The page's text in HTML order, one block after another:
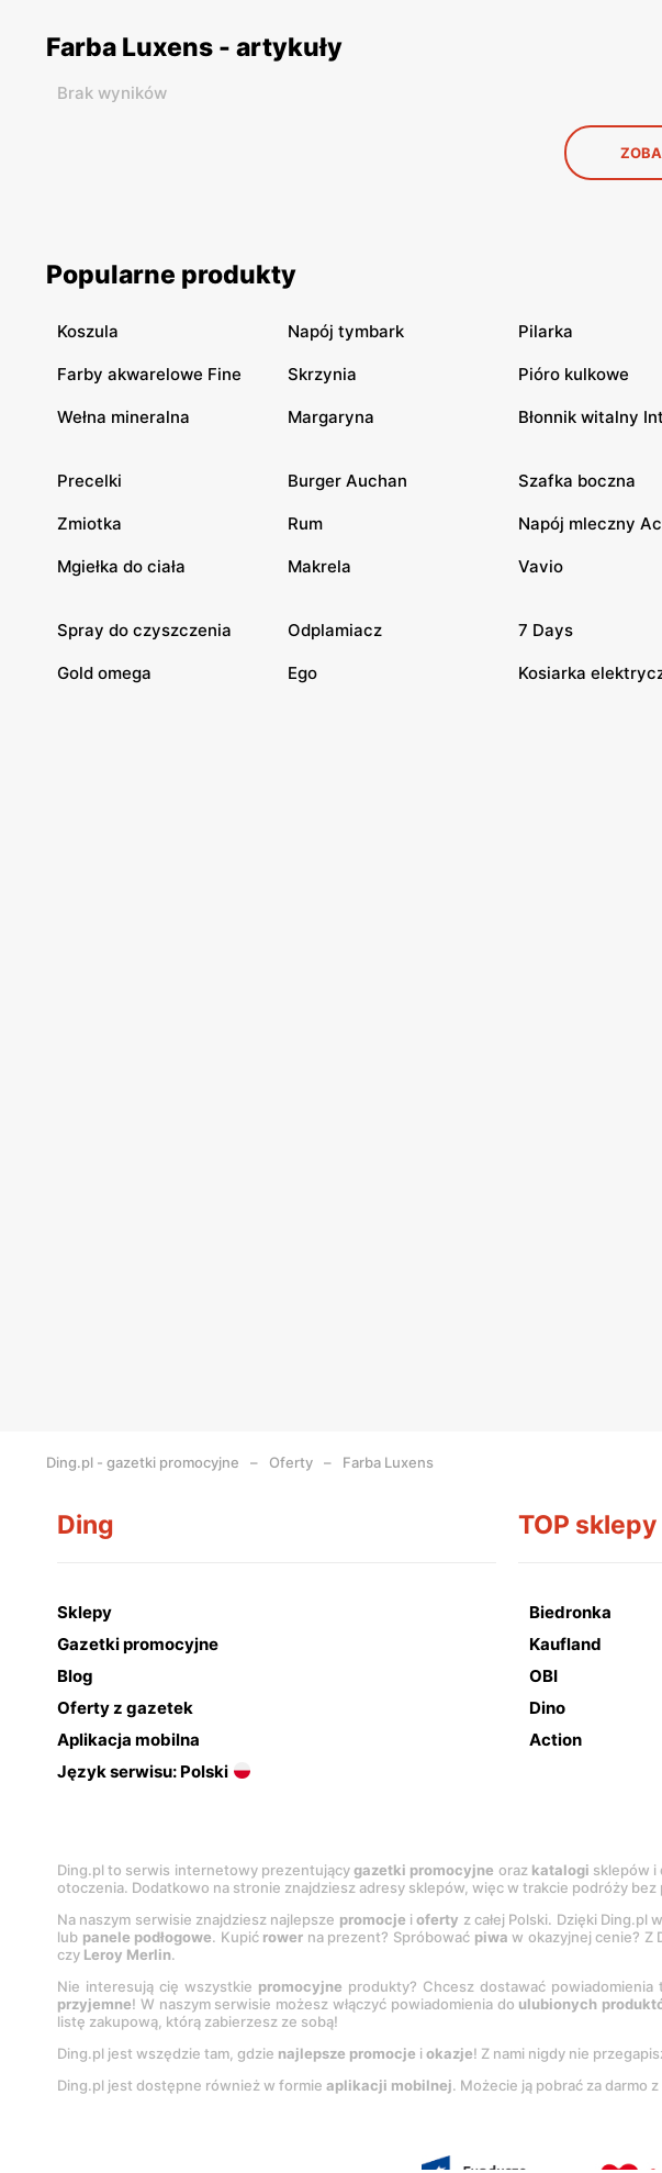
Farba Luxens - artykuły
Brak wyników
Popularne produkty
Koszula Napój tymbark Pilarka
Farby akwarelowe Fine Skrzynia Pióro kulkowe
Wełna mineralna Margaryna Błonnik witalny
Precelki Burger Auchan Szafka boczna
Zmiotka Rum Napój mleczny
Mgiełka do ciała Makrela Vavio
Spray do czyszczenia Odplamiacz 7 Days
Gold omega Ego Kosiarka
Ding.pl - gazetki promocyjne Oferty Farba Luxens
Ding
Sklepy
Gazetki promocyjne
Blog
Oferty z gazetek
Aplikacja mobilna
Język serwisu: Polski
TOP sklepy
Biedronka
Kaufland
OBI
Dino
Action
Ding.pl to serwis internetowy prezentującygazetki promocyjne oraz katalogi sklepów i
otoczenia. Dodatkowo na stronie znajdziesz adresy sklepów, więc w trakcie podróży
Na naszym serwisie znajdziesz najlepsze promocje ioferty z całej Polski. Dzięki
lub panele podłogowe. Kupić rower na prezent? Spróbować piwa w okazyjnej cenie? Z
czy Leroy Merlin.
Nie interesują cię wszystkie promocyjne produkty? Chcesz dostawać
przyjemne! W naszym serwisie możesz włączyć powiadomienia do ulubionych
listę zakupową, którą zabierzesz ze sobą!
Ding.pl jest wszędzie tam, gdzie najlepsze promocje i okazje! Z nami nigdy nie
Ding.pl jest dostępne również w formie aplikacji mobilnej. Możecie ją pobrać za darmo